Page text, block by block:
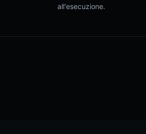
all'esecuzione.